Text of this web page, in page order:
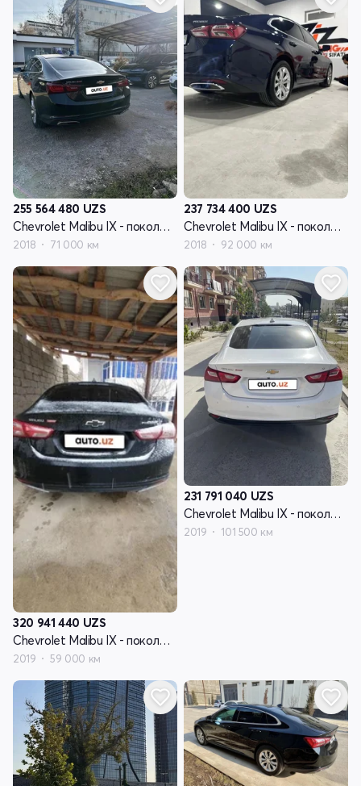
255 564 480 UZS
Chevrolet Malibu IX - поколение рестайлинг
2018 71 000 км
237 734 400 UZS
Chevrolet Malibu IX - поколение рестайлинг
2018 92 000 км
320 941 440 UZS
Chevrolet Malibu IX - поколение рестайлинг
2019 59 000 км
231 791 040 UZS
Chevrolet Malibu IX - поколение рестайлинг
2019 101 500 км